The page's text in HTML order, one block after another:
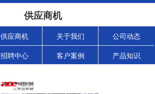
供应商机
供应商机 关于我们 公司动态
招聘中心 客户案例 产品知识